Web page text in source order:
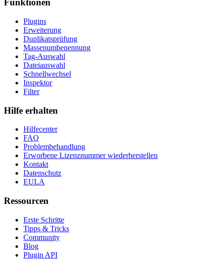
Funktionen
Plugins
Erweiterung
Duplikatsprüfung
Massenumbenennung
Tag-Auswahl
Dateiauswahl
Schnellwechsel
Inspektor
Filter
Hilfe erhalten
Hilfecenter
FAQ
Problembehandlung
Erworbene Lizenznummer wiederherstellen
Kontakt
Datenschutz
EULA
Ressourcen
Erste Schritte
Tipps & Tricks
Community
Blog
Plugin API